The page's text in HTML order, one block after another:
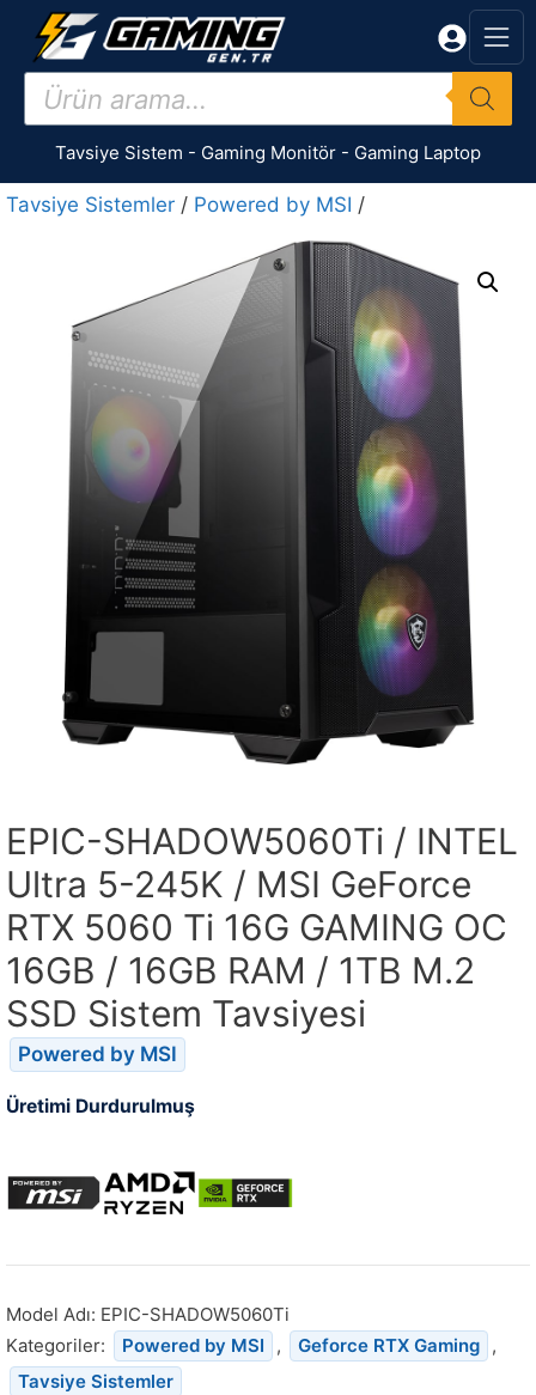
İçeriğe
Products
search
Tavsiye Sistem - Gaming Monitör - Gaming Laptop
Tavsiye Sistemler / Powered by MSI /
EPIC-SHADOW5060Ti / INTEL
Ultra 5-245K / MSI GeForce
RTX 5060 Ti 16G GAMING OC
16GB / 16GB RAM / 1TB M.2
SSD Sistem Tavsiyesi
Powered by MSI
Üretimi Durdurulmuş
Model Adı: EPIC-SHADOW5060Ti
Kategoriler:
Powered by MSI , Geforce RTX Gaming ,
Tavsiye Sistemler